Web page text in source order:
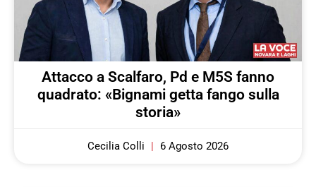
Attacco a Scalfaro, Pd e M5S fanno
quadrato: «Bignami getta fango sulla
storia»
Cecilia Colli 6 Agosto 2026